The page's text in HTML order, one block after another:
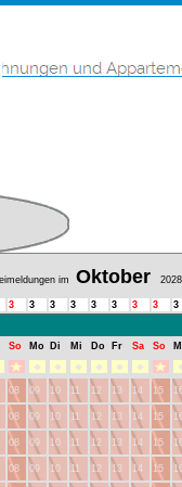
im Oktober 2028
3 3 3 3 3 3 3 3 3
So Mo Di Mi Do Fr Sa So
08 09 10 11 12 13 14 15
08 09 10 11 12 13 14 15
08 09 10 11 12 13 14 15
08 09 10 11 12 13 14 15